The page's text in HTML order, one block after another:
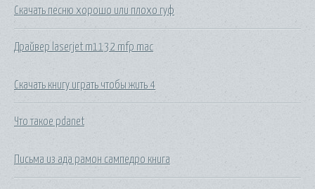
Скачать песню хорошо или плохо гуф
Драйвер laserjet m1132 mfp mac
Скачать книгу играть чтобы жить 4
Что такое pdanet
Письма из ада рамон сампедро книга